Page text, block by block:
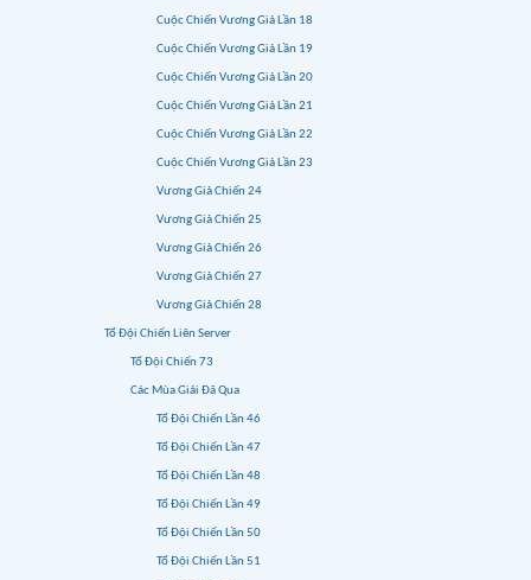
Cuộc Chiến Vương Giả Lần 18
Cuộc Chiến Vương Giả Lần 19
Cuộc Chiến Vương Giả Lần 20
Cuộc Chiến Vương Giả Lần 21
Cuộc Chiến Vương Giả Lần 22
Cuộc Chiến Vương Giả Lần 23
Vương Giả Chiến 24
Vương Giả Chiến 25
Vương Giả Chiến 26
Vương Giả Chiến 27
Vương Giả Chiến 28
Tổ Đội Chiến Liên Server
Tổ Đội Chiến 73
Các Mùa Giải Đã Qua
Tổ Đội Chiến Lần 46
Tổ Đội Chiến Lần 47
Tổ Đội Chiến Lần 48
Tổ Đội Chiến Lần 49
Tổ Đội Chiến Lần 50
Tổ Đội Chiến Lần 51